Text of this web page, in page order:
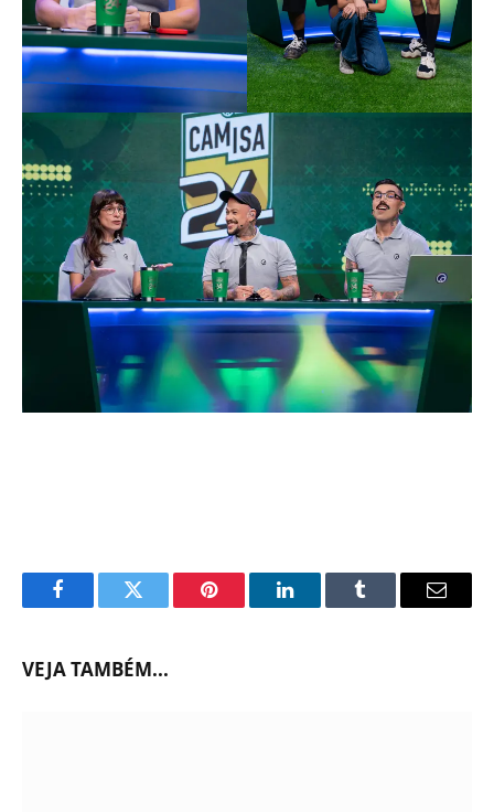
FacebookTwitter Pinterest LinkedInTumblr Email
VEJA TAMBÉM...